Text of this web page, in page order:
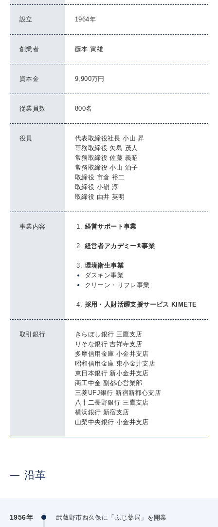
設立 1964年
創業者 藤本 寅雄
資本金 9,900万円
従業員数 800名
役員 代表取締役社長小山 昇
専務取締役 矢島 茂人
常務取締役佐藤 義昭
常務取締役小山 泊子
取締役 市倉 裕二
取締役 小嶺 淳
取締役 由井 英明
事業内容 経営サポート事業
経営者アカデミー®事業
環境衛生事業
ダスキン事業
クリーン・リフレ事業
採用・人財活躍支援サービス KIMETE
取引銀行
きらぼし銀行 三鷹支店
りそな銀行 吉祥寺支店
多摩信用金庫 小金井支店
昭和信用金庫 東小金井支店
東日本銀行 新小金井支店
商工中金 副都心営業部
三菱UFJ銀行 新宿新都心支店
八十二長野銀行 三鷹支店
横浜銀行 新宿支店
山梨中央銀行 小金井支店
沿革
1956年 武蔵野市西久保に「ふじ薬局」を開業